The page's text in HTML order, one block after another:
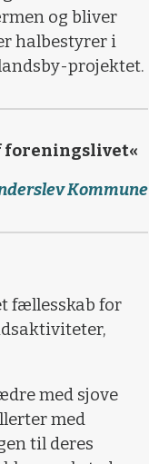
og bliver
halbestyrer i
projektet.
foreningslivet«
Kommune
fællesskab for
med sjove
med
til deres